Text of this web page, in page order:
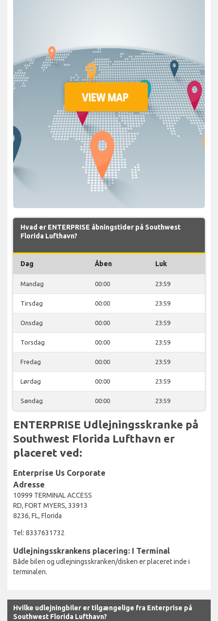
Hvad er ENTERPRISE åbningstider på Southwest
Florida Lufthavn?
Dag Åben Luk
Mandag 00:00 23:59
Tirsdag 00:00 23:59
Onsdag 00:00 23:59
Torsdag 00:00 23:59
Fredag 00:00 23:59
Lørdag 00:00 23:59
Søndag 00:00 23:59
ENTERPRISE Udlejningsskranke på
Southwest Florida Lufthavn er
placeret ved:
Enterprise Us Corporate
Adresse
10999 TERMINAL ACCESS
RD, FORT MYERS, 33913
8236, FL, Florida
Tel: 8337631732
Udlejningsskrankens placering: I Terminal
Både bilen og udlejningsskranken/disken er placeret inde i
terminalen.
Hvilke udlejningbiler er tilgængelige fra Enterprise på
Southwest Florida Lufthavn?